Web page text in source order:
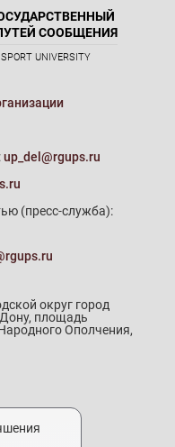
СООБЩЕНИЯ
UNIVERSITY
up_del@rgups.ru
(пресс-служба):
округ город
площадь
Ополчения,